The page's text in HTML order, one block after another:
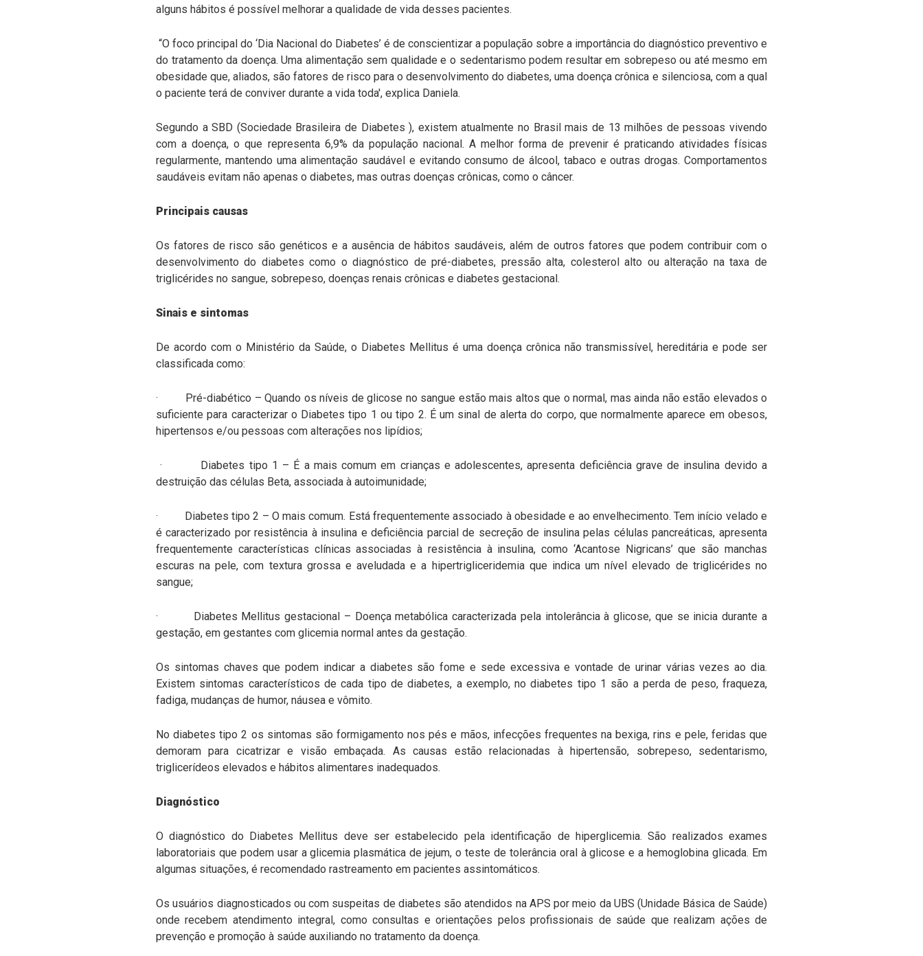
alguns hábitos é possível melhorar a qualidade de vida desses pacientes.
“O foco principal do ‘Dia Nacional do Diabetes’ é de conscientizar a população sobre a importância do diagnóstico preventivo e
do tratamento da doença. Uma alimentação sem qualidade e o sedentarismo podem resultar em sobrepeso ou até mesmo em
obesidade que, aliados, são fatores de risco para o desenvolvimento do diabetes, uma doença crônica e silenciosa, com a qual
o paciente terá de conviver durante a vida toda', explica Daniela.
Segundo a SBD (Sociedade Brasileira de Diabetes ), existem atualmente no Brasil mais de 13 milhões de pessoas vivendo
com a doença, o que representa 6,9% da população nacional. A melhor forma de prevenir é praticando atividades físicas
regularmente, mantendo uma alimentação saudável e evitando consumo de álcool, tabaco e outras drogas. Comportamentos
saudáveis evitam não apenas o diabetes, mas outras doenças crônicas, como o câncer.
Principais causas
Os fatores de risco são genéticos e a ausência de hábitos saudáveis, além de outros fatores que podem contribuir com o
desenvolvimento do diabetes como o diagnóstico de pré-diabetes, pressão alta, colesterol alto ou alteração na taxa de
triglicérides no sangue, sobrepeso, doenças renais crônicas e diabetes gestacional.
Sinais e sintomas
De acordo com o Ministério da Saúde, o Diabetes Mellitus é uma doença crônica não transmissível, hereditária e pode ser
classificada como:
· Pré-diabético – Quando os níveis de glicose no sangue estão mais altos que o normal, mas ainda não estão elevados o
suficiente para caracterizar o Diabetes tipo 1 ou tipo 2. É um sinal de alerta do corpo, que normalmente aparece em obesos,
hipertensos e/ou pessoas com alterações nos lipídios;
· Diabetes tipo 1 – É a mais comum em crianças e adolescentes, apresenta deficiência grave de insulina devido a
destruição das células Beta, associada à autoimunidade;
· Diabetes tipo 2 – O mais comum. Está frequentemente associado à obesidade e ao envelhecimento. Tem início velado e
é caracterizado por resistência à insulina e deficiência parcial de secreção de insulina pelas células pancreáticas, apresenta
frequentemente características clínicas associadas à resistência à insulina, como ‘Acantose Nigricans’ que são manchas
escuras na pele, com textura grossa e aveludada e a hipertrigliceridemia que indica um nível elevado de triglicérides no
sangue;
· Diabetes Mellitus gestacional – Doença metabólica caracterizada pela intolerância à glicose, que se inicia durante a
gestação, em gestantes com glicemia normal antes da gestação.
Os sintomas chaves que podem indicar a diabetes são fome e sede excessiva e vontade de urinar várias vezes ao dia.
Existem sintomas característicos de cada tipo de diabetes, a exemplo, no diabetes tipo 1 são a perda de peso, fraqueza,
fadiga, mudanças de humor, náusea e vômito.
No diabetes tipo 2 os sintomas são formigamento nos pés e mãos, infecções frequentes na bexiga, rins e pele, feridas que
demoram para cicatrizar e visão embaçada. As causas estão relacionadas à hipertensão, sobrepeso, sedentarismo,
triglicerídeos elevados e hábitos alimentares inadequados.
Diagnóstico
O diagnóstico do Diabetes Mellitus deve ser estabelecido pela identificação de hiperglicemia. São realizados exames
laboratoriais que podem usar a glicemia plasmática de jejum, o teste de tolerância oral à glicose e a hemoglobina glicada. Em
algumas situações, é recomendado rastreamento em pacientes assintomáticos.
Os usuários diagnosticados ou com suspeitas de diabetes são atendidos na APS por meio da UBS (Unidade Básica de Saúde)
onde recebem atendimento integral, como consultas e orientações pelos profissionais de saúde que realizam ações de
prevenção e promoção à saúde auxiliando no tratamento da doença.